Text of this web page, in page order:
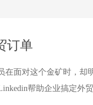
订单
面对这个金矿时，
帮助企业搞定外贸